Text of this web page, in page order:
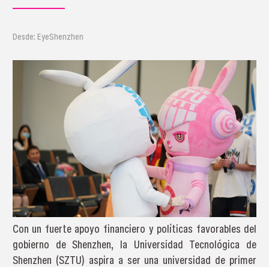
Desde: EyeShenzhen
Con un fuerte apoyo financiero y políticas favorables del
gobierno de Shenzhen, la Universidad Tecnológica de
Shenzhen (SZTU) aspira a ser una universidad de primer